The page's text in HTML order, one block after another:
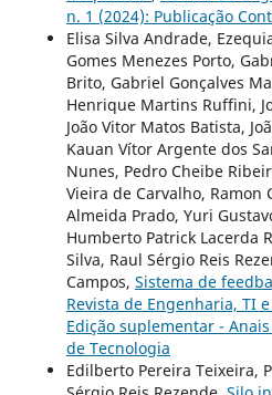
n. 1 (2024): Publicação
Elisa Silva Andrade,
Gomes Menezes Porto,
Brito, Gabriel Gonçalves
Henrique Martins Ruffini,
João Vitor Matos Batista,
Kauan Vítor Argente dos
Nunes, Pedro Cheibe
Vieira de Carvalho, Ramon
Almeida Prado, Yuri
Humberto Patrick Lacerda
Silva, Raul Sérgio Reis
Campos, Sistema de
Revista de Engenharia, TI
Edição suplementar - Anais
de Tecnologia
Edilberto Pereira Teixeira,